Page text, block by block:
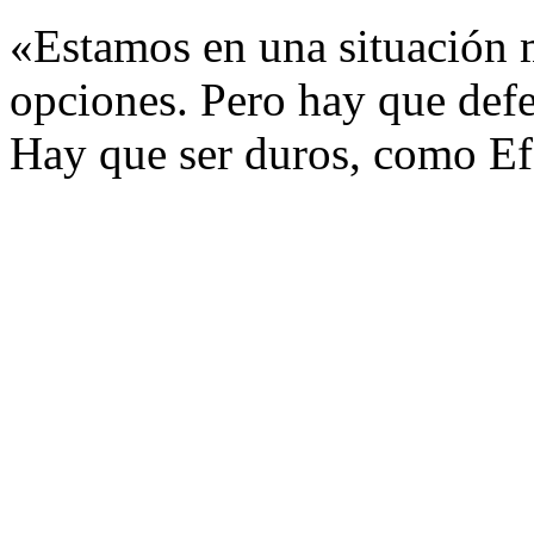
«Estamos en una
opciones. Pero hay que
Hay que ser duros, como